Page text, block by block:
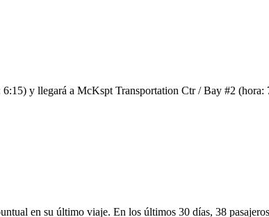
y llegará a McKspt Transportation Ctr / Bay #2 (hora:
en su último viaje. En los últimos 30 días, 38